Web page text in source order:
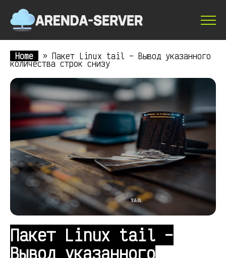
Home » Пакет Linux tail – Вывод указанного
количества строк снизу
Пакет Linux tail –
Вывод указанного